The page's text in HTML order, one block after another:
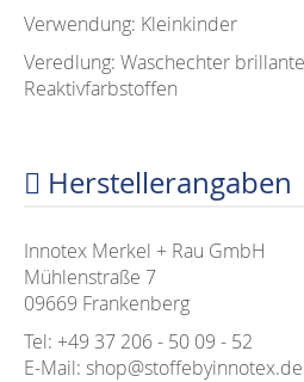
Verwendung: Kleinkinder
Veredlung: Waschechter
Reaktivfarbstoffen
Herstellerangaben
Innotex Merkel + Rau GmbH
Mühlenstraße 7
09669 Frankenberg
Tel: +49 37 206 - 50 09 - 52
E-Mail: shop@stoffebyinnotex.de